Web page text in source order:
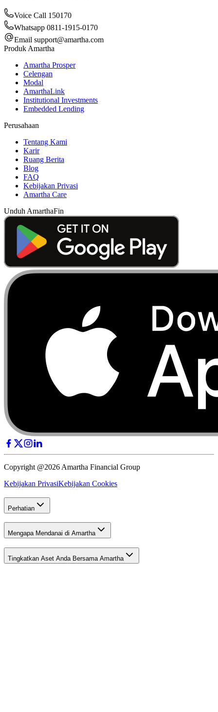
Voice Call 150170
Whatsapp 0811-1915-0170
Email support@amartha.com
Produk Amartha
Amartha Prosper
Celengan
Modal
AmarthaLink
Institutional Investments
Embedded Lending
Perusahaan
Tentang Kami
Karir
Ruang Berita
Blog
FAQ
Kebijakan Privasi
Amartha Care
Unduh AmarthaFin
Copyright @2026 Amartha Financial Group
Kebijakan PrivasiKebijakan Cookies
Perhatian
Mengapa Mendanai di Amartha
Tingkatkan Aset Anda Bersama Amartha